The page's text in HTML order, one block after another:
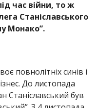
час війни, то ж
Станіславського
Монако”.
повнолітніх синів і
До листопада
Станіславський був